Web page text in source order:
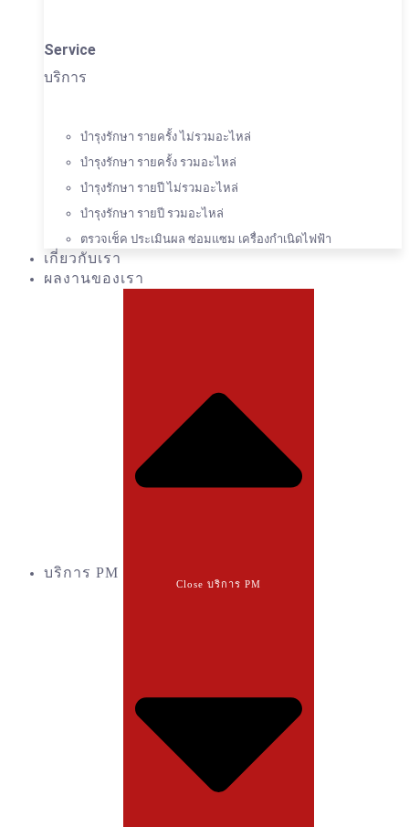
Service
บริการ
บำรุงรักษา รายครั้ง ไม่รวมอะไหล่
บำรุงรักษา รายครั้ง รวมอะไหล่
บำรุงรักษา รายปี ไม่รวมอะไหล่
บำรุงรักษา รายปี รวมอะไหล่
ตรวจเช็ค ประเมินผล ซ่อมแซม เครื่องกำเนิดไฟฟ้า
เกี่ยวกับเรา
ผลงานของเรา
บริการ PM
Close บริการ PM